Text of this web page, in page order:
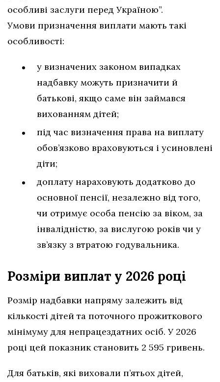
особливі заслуги перед Україною”.
Умови призначення виплати мають такі
особливості:
у визначених законом випадках
надбавку можуть призначити й
батькові, якщо саме він займався
вихованням дітей;
під час визначення права на виплату
обов’язково враховуються і усиновлені
діти;
доплату нараховують додатково до
основної пенсії, незалежно від того,
чи отримує особа пенсію за віком, за
інвалідністю, за вислугою років чи у
зв’язку з втратою годувальника.
Розміри виплат у 2026 році
Розмір надбавки напряму залежить від
кількості дітей та поточного прожиткового
мінімуму для непрацездатних осіб. У 2026
році цей показник становить 2 595 гривень.
Для батьків, які виховали п’ятьох дітей,